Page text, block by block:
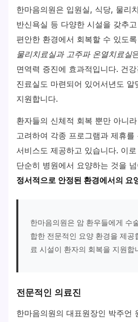
한마음의원은 입원실, 식당, 물리
반신욕실 등 다양한 시설을 갖추
편안한 환경에서 회복할 수 있도
물리치료실과 고주파 온열치료실
면역력 증진에 효과적입니다. 건
진료실도 마련되어 있어서년도 알
지원합니다.
환자들의 신체적 회복 뿐만 아니
고려하여 각종 프로그램과 제휴를
서비스도 제공하고 있습니다. 이
단순히 병원에서 요양하는 것을
정서적으로 안정된 환경에서의 요
한마음의원은 암 환우들에게 수
합한 전문적인 요양 환경을 제공
료 시설이 환자의 회복을 지원합
전문적인 의료진
한마음의원의 대표원장인 박주언